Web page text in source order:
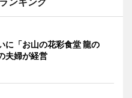
に「お山の花彩食堂 龍の
夫婦が経営